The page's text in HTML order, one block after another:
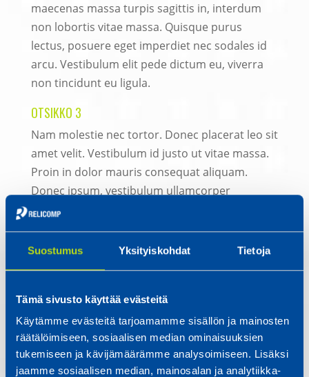
Suostumus Yksityiskohdat Tietoja
Tämä sivusto käyttää evästeitä
Käytämme evästeitä tarjoamamme sisällön ja mainosten
räätälöimiseen, sosiaalisen median ominaisuuksien
tukemiseen ja kävijämäärämme analysoimiseen. Lisäksi
jaamme sosiaalisen median, mainosalan ja analytiikka-
maecenas massa turpis sagittis in, interdum
non lobortis vitae massa. Quisque purus
lectus, posuere eget imperdiet nec sodales id
arcu. Vestibulum elit pede dictum eu, viverra
non tincidunt eu ligula.
OTSIKKO 3
Nam molestie nec tortor. Donec placerat leo sit
amet velit. Vestibulum id justo ut vitae massa.
Proin in dolor mauris consequat aliquam.
Donec ipsum, vestibulum ullamcorper
venenatis augue. Aliquam tempus nisi in auctor
vulputate, erat felis pellentesque augue nec,
pellentesque lectus justo nec erat. Aliquam et
OTSIKKO 4
Vivamus placerat lacus vel vehicula scelerisque,
dui enim adipiscing lacus sit amet sagittis,
libero enim vitae mi. In neque magna posuere,